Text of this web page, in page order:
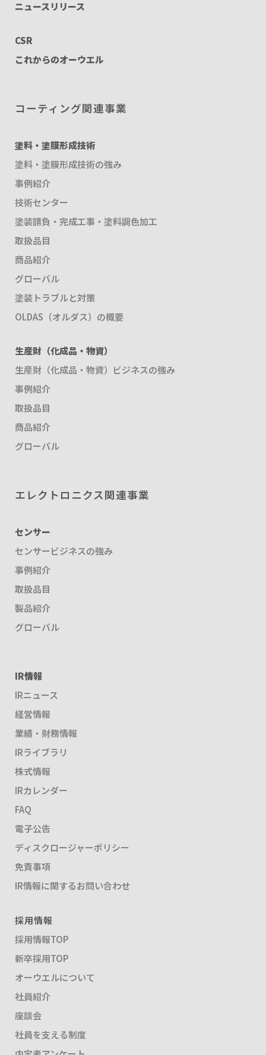
ニュースリリース
CSR
これからのオーウエル
コーティング関連事業
塗料・塗膜形成技術
塗料・塗膜形成技術の強み
事例紹介
技術センター
塗装請負・完成工事・塗料調色加工
取扱品目
商品紹介
グローバル
塗装トラブルと対策
OLDAS（オルダス）の概要
生産財（化成品・物資）
生産財（化成品・物資）ビジネスの強み
事例紹介
取扱品目
商品紹介
グローバル
エレクトロニクス関連事業
センサー
センサービジネスの強み
事例紹介
取扱品目
製品紹介
グローバル
IR情報
IRニュース
経営情報
業績・財務情報
IRライブラリ
株式情報
IRカレンダー
FAQ
電子公告
ディスクロージャーポリシー
免責事項
IR情報に関するお問い合わせ
採用情報
採用情報TOP
新卒採用TOP
オーウエルについて
社員紹介
座談会
社員を支える制度